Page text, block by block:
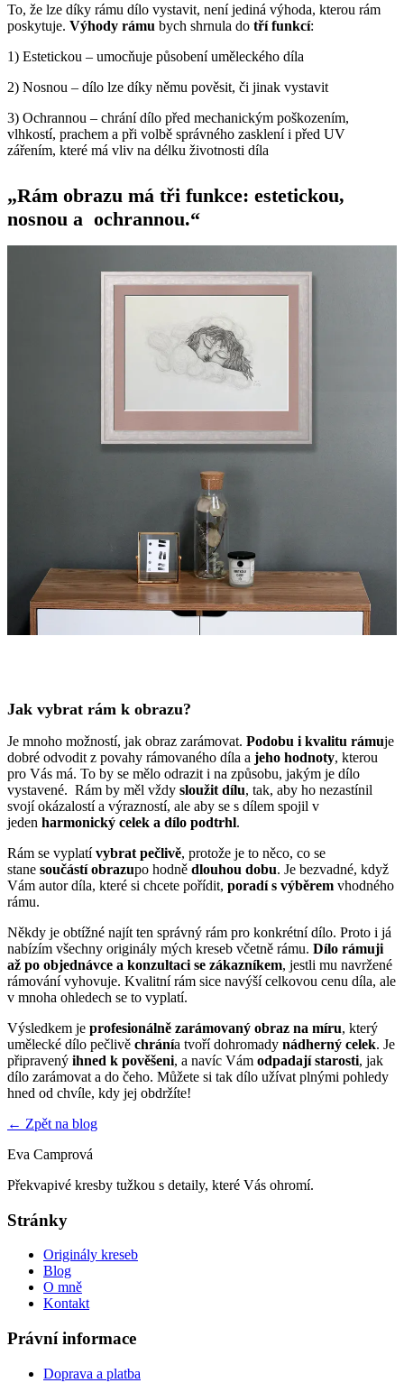
To, že lze díky rámu dílo vystavit, není jediná výhoda, kterou rám
poskytuje. Výhody rámu bych shrnula do tří funkcí:
1) Estetickou – umocňuje působení uměleckého díla
2) Nosnou – dílo lze díky němu pověsit, či jinak vystavit
3) Ochrannou – chrání dílo před mechanickým poškozením,
vlhkostí, prachem a při volbě správného zasklení i před UV
zářením, které má vliv na délku životnosti díla
„Rám obrazu má tři funkce: estetickou,
nosnou a ochrannou.“
Jak vybrat rám k obrazu?
Je mnoho možností, jak obraz zarámovat. Podobu i kvalitu rámuje
dobré odvodit z povahy rámovaného díla a jeho hodnoty, kterou
pro Vás má. To by se mělo odrazit i na způsobu, jakým je dílo
vystavené. Rám by měl vždy sloužit dílu, tak, aby ho nezastínil
svojí okázalostí a výrazností, ale aby se s dílem spojil v
jeden harmonický celek a dílo podtrhl.
Rám se vyplatívybrat pečlivě, protože je to něco, co se
stane součástí obrazupo hodně dlouhou dobu. Je bezvadné, když
Vám autor díla, které si chcete pořídit, poradí s výběrem vhodného
rámu.
Někdy je obtížné najít ten správný rám pro konkrétní dílo. Proto i já
nabízím všechny originály mých kreseb včetně rámu. Dílo rámuji
až po objednávce a konzultaci se zákazníkem, jestli mu navržené
rámování vyhovuje. Kvalitní rám sice navýší celkovou cenu díla, ale
v mnoha ohledech se to vyplatí.
Výsledkem je profesionálně zarámovaný obraz na míru, který
umělecké dílo pečlivě chránía tvoří dohromady nádherný celek. Je
připravený ihned k pověšeni, a navíc Vám odpadají starosti, jak
dílo zarámovat a do čeho. Můžete si tak dílo užívat plnými pohledy
hned od chvíle, kdy jej obdržíte!
← Zpět na blog
Eva Camprová
Překvapivé kresby tužkou s detaily, které Vás ohromí.
Stránky
Originály kreseb
Blog
O mně
Kontakt
Právní informace
Doprava a platba